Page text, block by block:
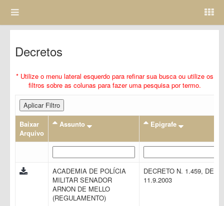
Decretos
* Utilize o menu lateral esquerdo para refinar sua busca ou utilize os
filtros sobre as colunas para fazer uma pesquisa por termo.
Aplicar Filtro
Baixar
Arquivo
Assunto Epigrafe
ACADEMIA DE POLÍCIA
MILITAR SENADOR
ARNON DE MELLO
(REGULAMENTO)
DECRETO N. 1.459, DE
11.9.2003